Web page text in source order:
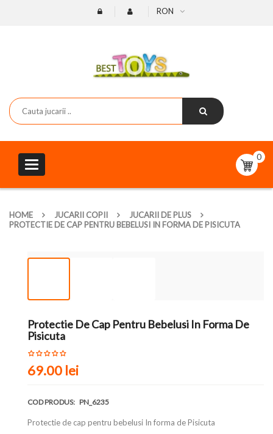
RON
Toggle
navigation
0
HOME JUCARII COPII
JUCARII DE PLUS
PROTECTIE DE CAP PENTRU BEBELUSI IN FORMA DE PISICUTA
Protectie De Cap Pentru Bebelusi In Forma De
Pisicuta
69.00 lei
COD PRODUS: PN_6235
Protectie de cap pentru bebelusi In forma de Pisicuta